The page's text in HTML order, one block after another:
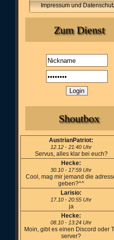
Impressum und
Zum Dienst
Shoutbox
AustrianPatriot:
12.12 - 21:40 Uhr
Servus, alles klar bei euch?
Hecke:
30.10 - 17:59 Uhr
Cool, mag mir jemand die
geben?^^
Larisio:
17.10 - 20:55 Uhr
ja
Hecke:
08.10 - 13:24 Uhr
Moin, gibt es einen Discord oder
server?